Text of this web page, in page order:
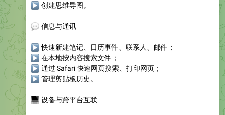
创建思维导图。
信息与通讯
快速新建笔记、日历事件、联系人、邮件；
在本地按内容搜索文件；
通过 Safari 快速网页搜索、打印网页；
管理剪贴板历史。
设备与跨平台互联